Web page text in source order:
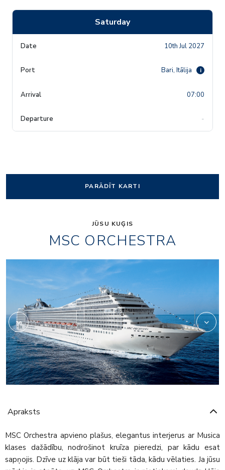
Saturday
10th Jul 2027
Bari, Itālija i
07:00
-
PARĀDĪT KARTI
JŪSU KUĢIS
MSC ORCHESTRA
Apraksts
MSC Orchestra apvieno plašus, elegantus interjerus ar Musica
klases dažādību, nodrošinot kruīza pieredzi, par kādu esat
sapņojis. Dzīve uz klāja var būt tieši tāda, kādu vēlaties. Ja jūsu